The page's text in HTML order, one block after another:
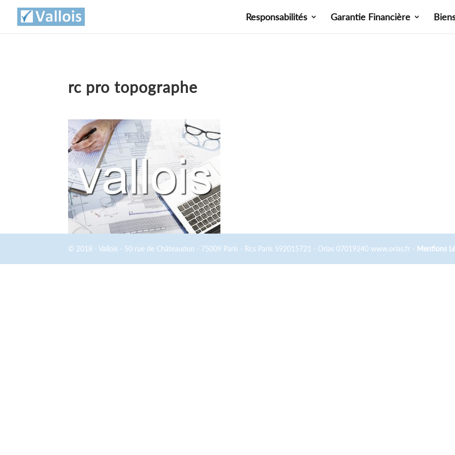
Responsabilités Garantie Financière
rc pro topographe
© 2018 - Vallois - 50 rue de Châteaudun - 75009 Paris - Rcs Paris 592015721 - Orias 07019240 www.orias.fr - Mentions